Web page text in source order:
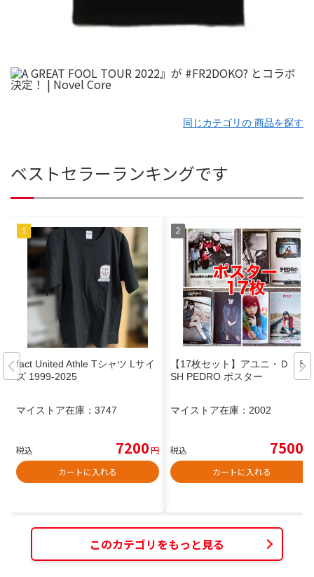
同じカテゴリの 商品を探す
ベストセラーランキングです
fact United Athle Tシャツ Lサイ
ズ 1999-2025
マイストア在庫： 3747
税込 7200円
カートに入れる
【17枚セット】アユニ・Ｄ Bi
SH PEDRO ポスター
マイストア在庫： 2002
税込 7500
カートに入れる
このカテゴリをもっと見る